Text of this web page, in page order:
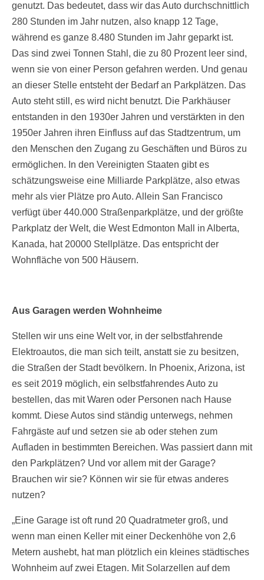
genutzt. Das bedeutet, dass wir das Auto durchschnittlich
280 Stunden im Jahr nutzen, also knapp 12 Tage,
während es ganze 8.480 Stunden im Jahr geparkt ist.
Das sind zwei Tonnen Stahl, die zu 80 Prozent leer sind,
wenn sie von einer Person gefahren werden. Und genau
an dieser Stelle entsteht der Bedarf an Parkplätzen. Das
Auto steht still, es wird nicht benutzt. Die Parkhäuser
entstanden in den 1930er Jahren und verstärkten in den
1950er Jahren ihren Einfluss auf das Stadtzentrum, um
den Menschen den Zugang zu Geschäften und Büros zu
ermöglichen. In den Vereinigten Staaten gibt es
schätzungsweise eine Milliarde Parkplätze, also etwas
mehr als vier Plätze pro Auto. Allein San Francisco
verfügt über 440.000 Straßenparkplätze, und der größte
Parkplatz der Welt, die West Edmonton Mall in Alberta,
Kanada, hat 20000 Stellplätze. Das entspricht der
Wohnfläche von 500 Häusern.
Aus Garagen werden Wohnheime
Stellen wir uns eine Welt vor, in der selbstfahrende
Elektroautos, die man sich teilt, anstatt sie zu besitzen,
die Straßen der Stadt bevölkern. In Phoenix, Arizona, ist
es seit 2019 möglich, ein selbstfahrendes Auto zu
bestellen, das mit Waren oder Personen nach Hause
kommt. Diese Autos sind ständig unterwegs, nehmen
Fahrgäste auf und setzen sie ab oder stehen zum
Aufladen in bestimmten Bereichen. Was passiert dann mit
den Parkplätzen? Und vor allem mit der Garage?
Brauchen wir sie? Können wir sie für etwas anderes
nutzen?
„Eine Garage ist oft rund 20 Quadratmeter groß, und
wenn man einen Keller mit einer Deckenhöhe von 2,6
Metern aushebt, hat man plötzlich ein kleines städtisches
Wohnheim auf zwei Etagen. Mit Solarzellen auf dem